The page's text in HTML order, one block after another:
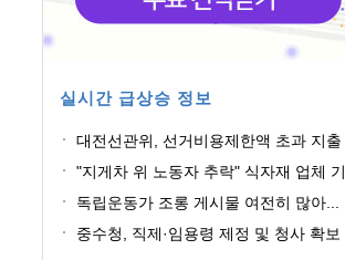
실시간 급상승 정보
대전선관위, 선거비용제한액 초과 지출
"지게차 위 노동자 추락" 식자재 업체 기
독립운동가 조롱 게시물 여전히 많아...
중수청, 직제·임용령 제정 및 청사 확보